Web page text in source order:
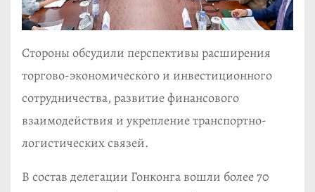
Стороны обсудили перспективы расширения
торгово-экономического и инвестиционного
сотрудничества, развитие финансового
взаимодействия и укрепление транспортно-
логистических связей.
В состав делегации Гонконга вошли более 70